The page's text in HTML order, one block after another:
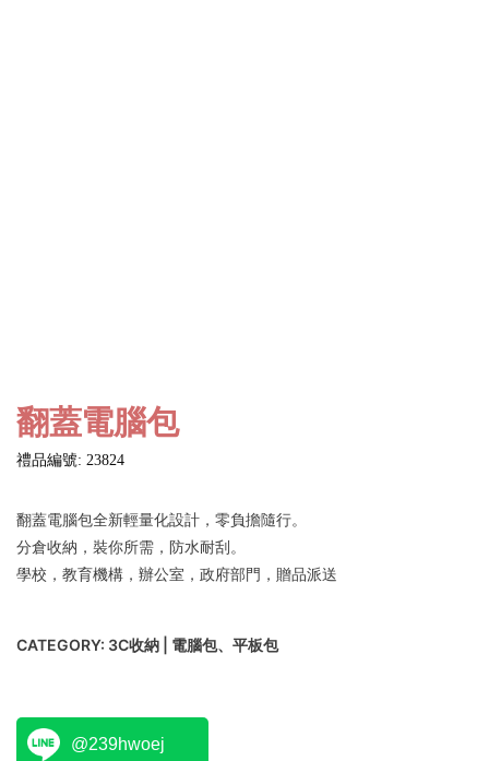
翻蓋電腦包
禮品編號: 23824
翻蓋電腦包全新輕量化設計，零負擔隨行。
分倉收納，裝你所需，防水耐刮。
學校，教育機構，辦公室，政府部門，贈品派送
CATEGORY: 3C收納 | 電腦包、平板包
@239hwoej